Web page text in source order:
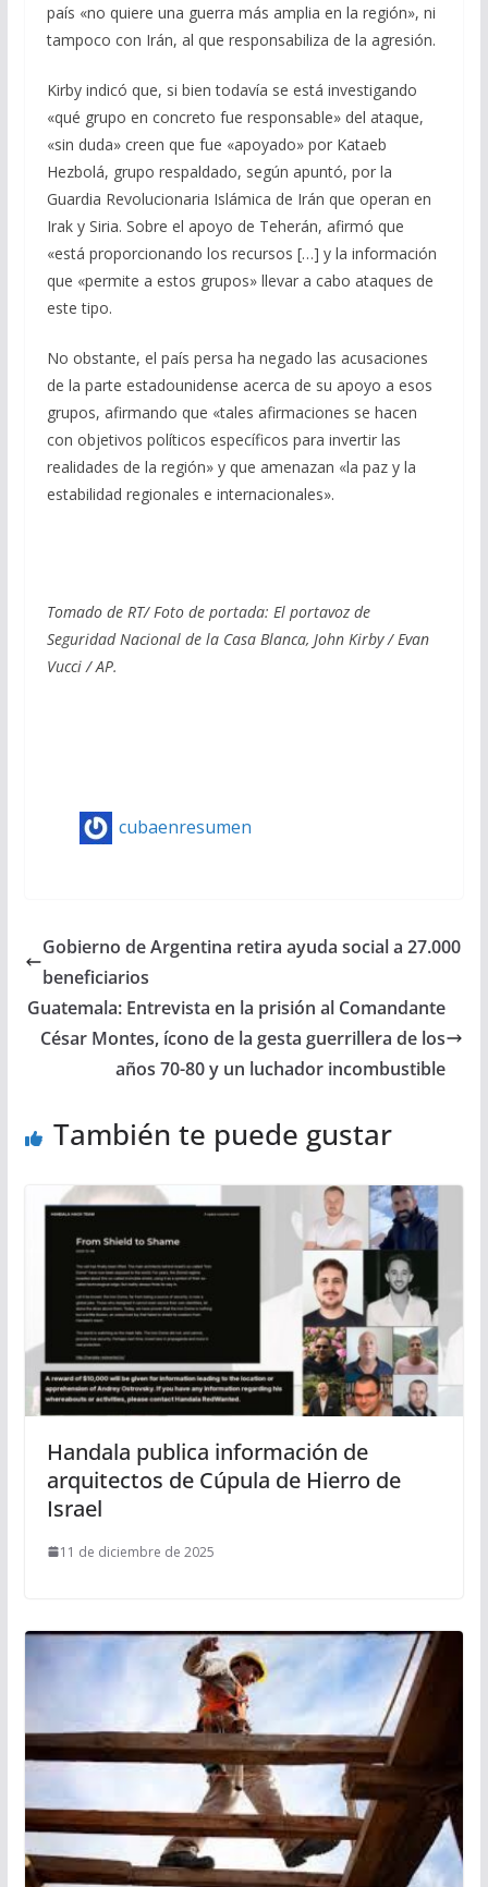
país «no quiere una guerra más amplia en la región», ni
tampoco con Irán, al que responsabiliza de la agresión.
Kirby indicó que, si bien todavía se está investigando
«qué grupo en concreto fue responsable» del ataque,
«sin duda» creen que fue «apoyado» por Kataeb
Hezbolá, grupo respaldado, según apuntó, por la
Guardia Revolucionaria Islámica de Irán que operan en
Irak y Siria. Sobre el apoyo de Teherán, afirmó que
«está proporcionando los recursos […] y la información
que «permite a estos grupos» llevar a cabo ataques de
este tipo.
No obstante, el país persa ha negado las acusaciones
de la parte estadounidense acerca de su apoyo a esos
grupos, afirmando que «tales afirmaciones se hacen
con objetivos políticos específicos para invertir las
realidades de la región» y que amenazan «la paz y la
estabilidad regionales e internacionales».
Tomado de RT/ Foto de portada: El portavoz de
Seguridad Nacional de la Casa Blanca, John Kirby / Evan
Vucci / AP.
cubaenresumen
Gobierno de Argentina retira ayuda social a 27.000
beneficiarios
Guatemala: Entrevista en la prisión al Comandante
César Montes, ícono de la gesta guerrillera de los
años 70-80 y un luchador incombustible
También te puede gustar
Handala publica información de
arquitectos de Cúpula de Hierro de
Israel
11 de diciembre de 2025